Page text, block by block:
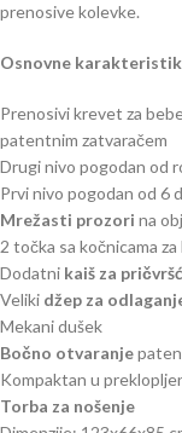
prenosive kolevke.
Osnovne
Prenosivi krevet za
patentnim zatvaračem
Drugi nivo pogodan od
Prvi nivo pogodan od 6
Mrežasti prozori na
2 točka sa kočnicama
Dodatni kaiš za
Veliki džep za
Mekani dušek
Bočno otvaranje
Kompaktan u
Torba za nošenje